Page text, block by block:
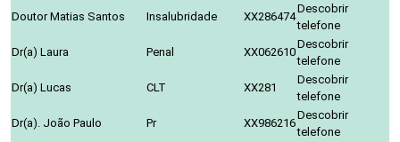
Doutor Matias Santos
Insalubridade XX286474
Descobrir
telefone
Dr(a) Laura
Penal XX062610
Descobrir
telefone
Dr(a) Lucas
CLT XX281
Descobrir
telefone
Dr(a). João Paulo
Pr XX986216
Descobrir
telefone